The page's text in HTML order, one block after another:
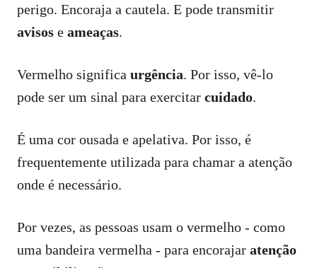
perigo. Encoraja a cautela. E pode transmitir
avisos e ameaças.
Vermelho significa urgência. Por isso, vê-lo
pode ser um sinal para exercitar cuidado.
É uma cor ousada e apelativa. Por isso, é
frequentemente utilizada para chamar a atenção
onde é necessário.
Por vezes, as pessoas usam o vermelho - como
uma bandeira vermelha - para encorajar atenção